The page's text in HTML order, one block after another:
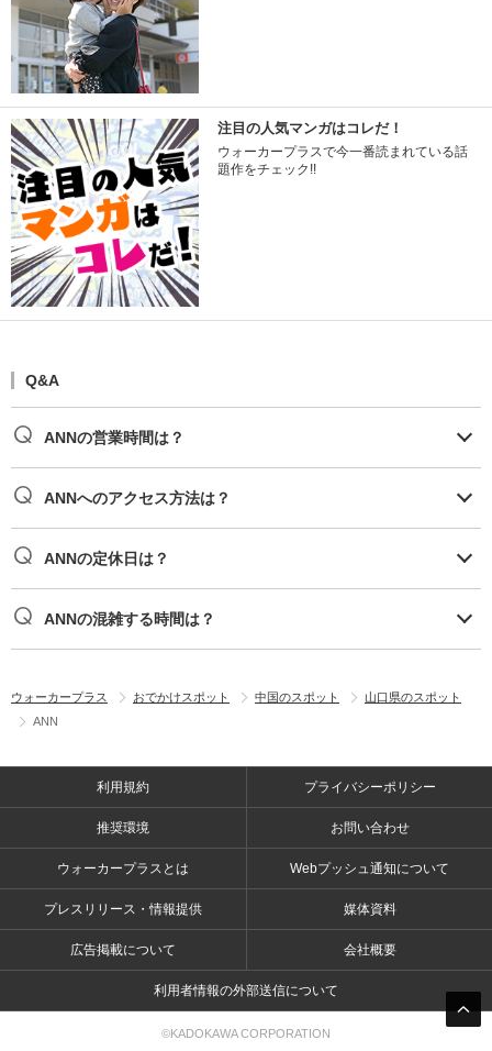
注目の人気マンガはコレだ！
ウォーカープラスで今一番読まれている話
題作をチェック!!
Q&A
ANNの営業時間は？
ANNへのアクセス方法は？
ANNの定休日は？
ANNの混雑する時間は？
ウォーカープラス おでかけスポット 中国のスポット
山口県のスポット
ANN
利用規約 プライバシーポリシー
推奨環境 お問い合わせ
ウォーカープラスとは Webプッシュ通知について
プレスリリース・情報提供 媒体資料
広告掲載について 会社概要
利用者情報の外部送信について
©KADOKAWA CORPORATION